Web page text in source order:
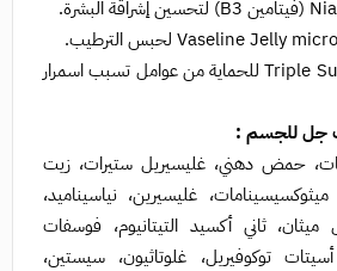
يحتوي على Triple Sunscreens للحماية من عوامل تسبب اسمرار
جل للجسم :
حمض دهني، غليسيريل ستيرات، زيت
غليسيرين، نياسيناميد،
ميثان، ثاني أكسيد التيتانيوم، فوسفات
توكوفيريل، غلوتاثيون، سيستين،